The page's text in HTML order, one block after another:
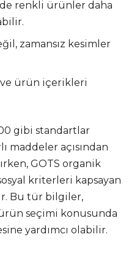
renkli ürünler daha
zamansız kesimler
ve ürün içerikleri
gibi standartlar
maddeler açısından
GOTS organik
kriterleri kapsayan
Bu tür bilgiler,
seçimi konusunda
yardımcı olabilir.